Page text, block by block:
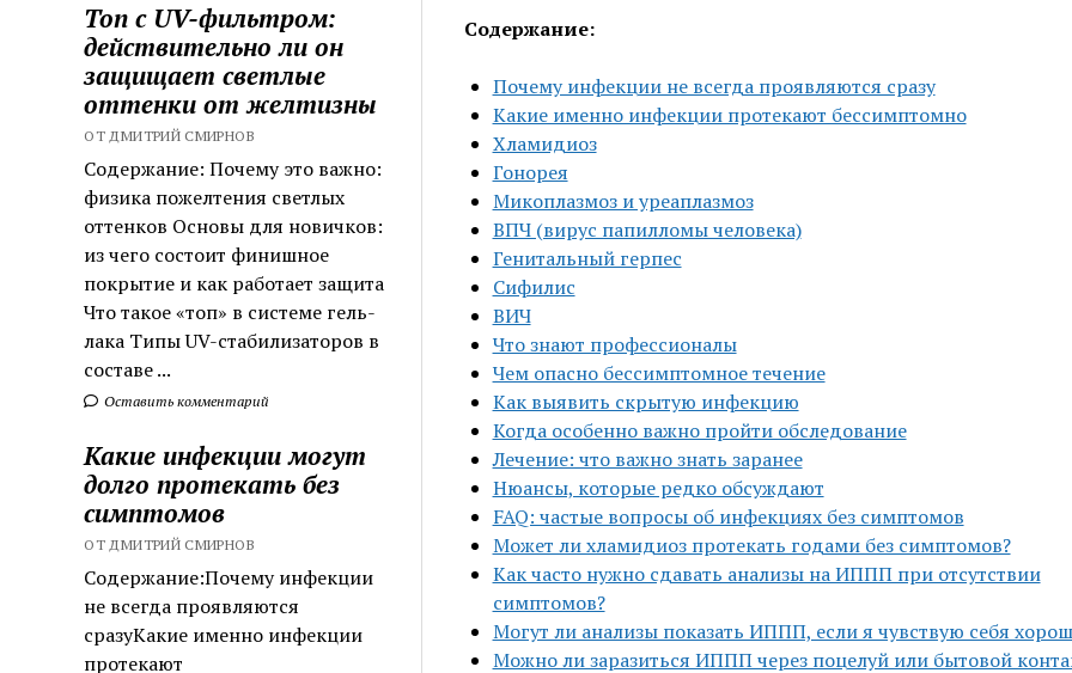
Топ с UV-фильтром:
действительно ли он
защищает светлые
оттенки от желтизны
ОТ ДМИТРИЙ СМИРНОВ
Содержание: Почему это важно:
физика пожелтения светлых
оттенков Основы для новичков:
из чего состоит финишное
покрытие и как работает защита
Что такое «топ» в системе гель-
лака Типы UV-стабилизаторов в
составе ...
Оставить комментарий
Какие инфекции могут
долго протекать без
симптомов
ОТ ДМИТРИЙ СМИРНОВ
Содержание:Почему инфекции
не всегда проявляются
сразуКакие именно инфекции
протекают
Содержание:
Почему инфекции не всегда проявляются сразу
Какие именно инфекции протекают бессимптомно
Хламидиоз
Гонорея
Микоплазмоз и уреаплазмоз
ВПЧ (вирус папилломы человека)
Генитальный герпес
Сифилис
ВИЧ
Что знают профессионалы
Чем опасно бессимптомное течение
Как выявить скрытую инфекцию
Когда особенно важно пройти обследование
Лечение: что важно знать заранее
Нюансы, которые редко обсуждают
FAQ: частые вопросы об инфекциях без симптомов
Может ли хламидиоз протекать годами без симптомов?
Как часто нужно сдавать анализы на ИППП при отсутствии
симптомов?
Могут ли анализы показать ИППП, если я чувствую себя
Можно ли заразиться ИППП через поцелуй или бытовой